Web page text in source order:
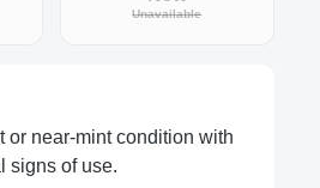
is currently unavailable.)
Unavailable(This option is
or near-mint condition with
signs of use.